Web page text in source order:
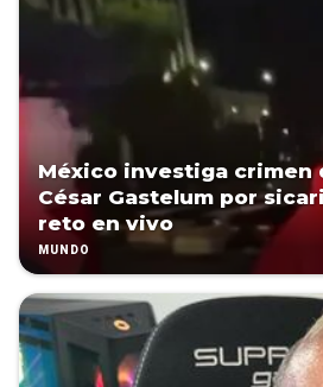
México investiga crimen
César Gastelum por
reto en vivo
MUNDO